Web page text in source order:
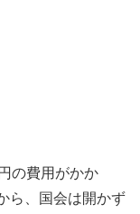
の費用がかか
ら、国会は開かず